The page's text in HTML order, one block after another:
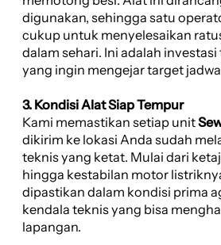
digunakan, sehingga satu
cukup untuk menyelesaikan
dalam sehari. Ini adalah
yang ingin mengejar target
3. Kondisi Alat Siap Tempur
Kami memastikan setiap unit
dikirim ke lokasi Anda sudah
teknis yang ketat. Mulai dari
hingga kestabilan motor
dipastikan dalam kondisi prima
kendala teknis yang bisa
lapangan.